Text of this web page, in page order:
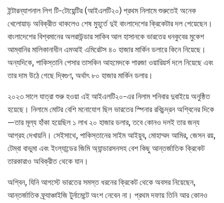
ইন্টারন্যাশনাল লিগ টি-টোয়েন্টির (আইএলটি২০) প্রথম নিলামে শুরুতেই অনেক
খেলোয়াড় অবিক্রীত থাকলেও শেষ মুহূর্তে দুই বাংলাদেশের ক্রিকেটার দল পেয়েছেন।
বাংলাদেশের বিশ্বমানের অলরাউন্ডার সাকিব আল হাসানকে ভারতের ধনকুবের মুকেশ
আম্বানির মালিকানাধীন এমআই এমিরেটস ৪০ হাজার মার্কিন ডলারে কিনে নিয়েছে।
অন্যদিকে, পাকিস্তানি পেসার তাসকিন আহমেদকে শারজা ওয়ারিয়র্স দলে নিয়েছে এবং
তার দাম উঠে গেছে দ্বিগুণ, অর্থাৎ ৮০ হাজার মার্কিন ডলার।
২০২৩ সালে যাত্রা শুরু হওয়া এই আইএলটি২০-এর নিলাম শনিবার দুবাইয়ে অনুষ্ঠিত
হয়েছে। নিলামে মোটর বেশি মনোযোগ ছিল ভারতের স্পিনার রবিচন্দ্রন অশ্বিনের দিকে
—তার মূল্য হাঁকা হয়েছিল ১ লাখ ২০ হাজার ডলার, তবে কোনও দলই তার জন্য
আগ্রহ দেখায়নি। সেইসাথে, পাকিস্তানের সাইম আইয়ুব, মোহাম্মদ আমির, জেসন রয়,
টেম্বা বাভুমা এবং ইংল্যান্ডের জিমি অ্যান্ডারসনসহ বেশ কিছু আন্তর্জাতিক ক্রিকেট
তারকারাও অবিক্রীত থেকে যান।
অশ্বিন, যিনি আগস্টে ভারতের সমস্ত ধরনের ক্রিকেট থেকে অবসর নিয়েছেন,
আন্তর্জাতিক ফ্র্যাঞ্চাইজি টুর্নামেন্টে অংশ নেবেন না। প্রথম দফায় তিনি আর কোনও